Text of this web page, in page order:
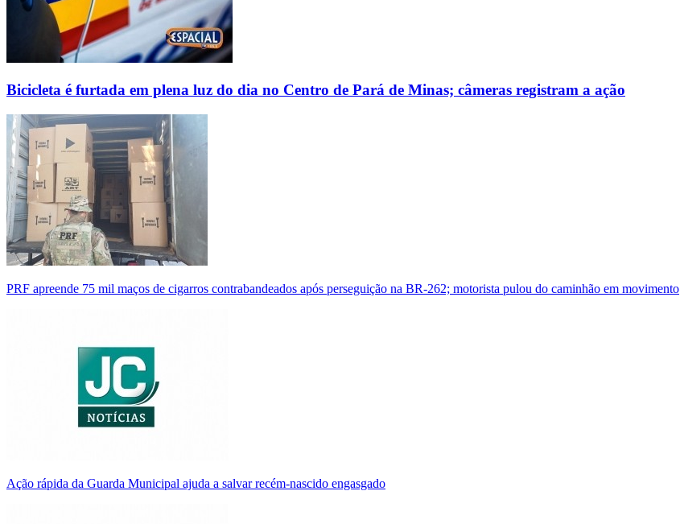
Bicicleta é furtada em plena luz do dia no Centro de Pará de Minas; câmeras registram a ação
PRF apreende 75 mil maços de cigarros contrabandeados após perseguição na BR-262; motorista pulou do caminhão em movimento
Ação rápida da Guarda Municipal ajuda a salvar recém-nascido engasgado